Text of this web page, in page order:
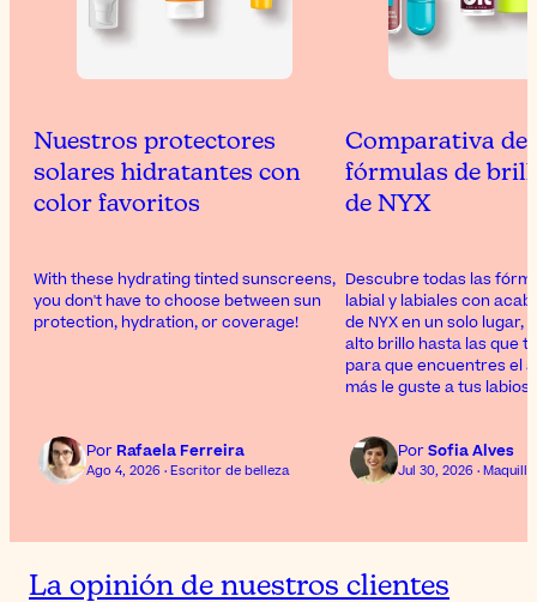
Nuestros protectores
solares hidratantes con
color favoritos
With these hydrating tinted sunscreens,
you don't have to choose between sun
protection, hydration, or coverage!
PorRafaela Ferreira
Ago 4, 2026 · Escritor de belleza
Comparativa de
fórmulas de
de NYX
Descubre todas las
labial y labiales con
de NYX en un solo lugar,
alto brillo hasta las que
para que encuentres el
más le guste a tus labios.
PorSofia Alves
Jul 30, 2026 ·
La opinión de nuestros clientes